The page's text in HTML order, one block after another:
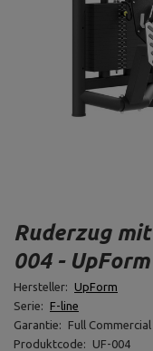
Ruderzug
004 - UpForm
Hersteller: UpForm
Serie: F-line
Garantie:
Full Commercial
Produktcode:
UF-004